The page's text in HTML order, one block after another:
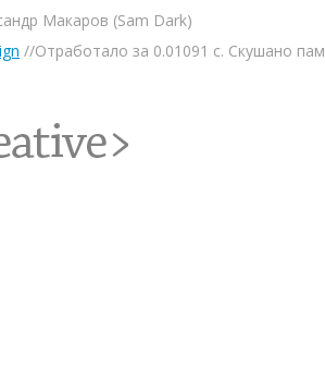
Макаров (Sam Dark)
//Отработало за 0.01091 с. Скушано